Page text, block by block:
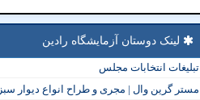
لینک دوستان آزمایشگاه رادین
تبلیغات انتخابات مجلس
مستر گرین وال | مجری و طراح انواع دیوار سبز